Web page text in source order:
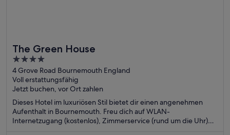
The Green House
4
out
of
5
4 Grove Road Bournemouth England
Voll erstattungsfähig
Jetzt buchen, vor Ort zahlen
Dieses Hotel im luxuriösen Stil bietet dir einen angenehmen
Aufenthalt in Bournemouth. Freu dich auf WLAN-
Internetzugang (kostenlos), Zimmerservice (rund um die Uhr)